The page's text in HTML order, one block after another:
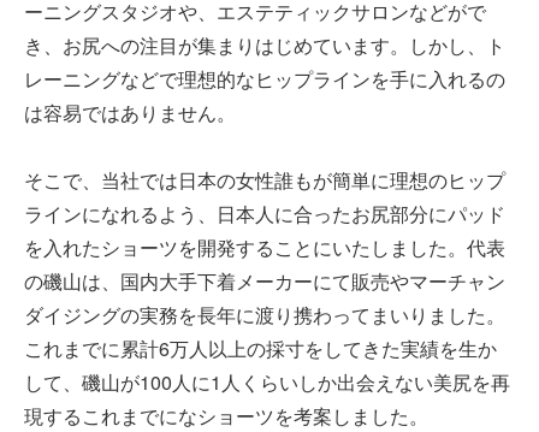
ーニングスタジオや、エステティックサロンなどがで
き、お尻への注目が集まりはじめています。しかし、ト
レーニングなどで理想的なヒップラインを手に入れるの
は容易ではありません。
そこで、当社では日本の女性誰もが簡単に理想のヒップ
ラインになれるよう、日本人に合ったお尻部分にパッド
を入れたショーツを開発することにいたしました。代表
の磯山は、国内大手下着メーカーにて販売やマーチャン
ダイジングの実務を長年に渡り携わってまいりました。
これまでに累計6万人以上の採寸をしてきた実績を生か
して、磯山が100人に1人くらいしか出会えない美尻を再
現するこれまでになショーツを考案しました。